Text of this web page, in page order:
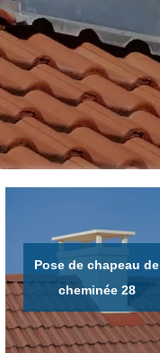
Pose de chapeau de
cheminée 28